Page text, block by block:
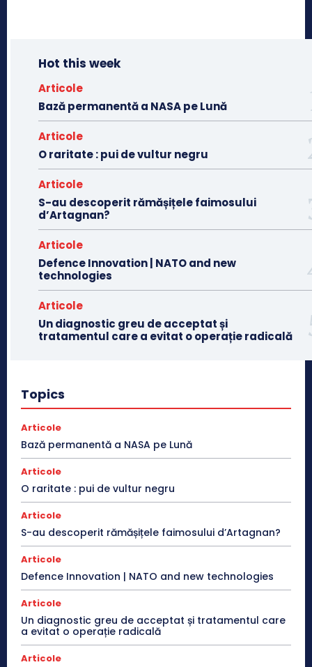
Hot this week
Articole
Bază permanentă a NASA pe Lună
Articole
O raritate : pui de vultur negru
Articole
S-au descoperit rămășițele faimosului
d’Artagnan?
Articole
Defence Innovation | NATO and new
technologies
Articole
Un diagnostic greu de acceptat și
tratamentul care a evitat o operație radicală
Topics
Articole
Bază permanentă a NASA pe Lună
Articole
O raritate : pui de vultur negru
Articole
S-au descoperit rămășițele faimosului d’Artagnan?
Articole
Defence Innovation | NATO and new technologies
Articole
Un diagnostic greu de acceptat și tratamentul care
a evitat o operație radicală
Articole